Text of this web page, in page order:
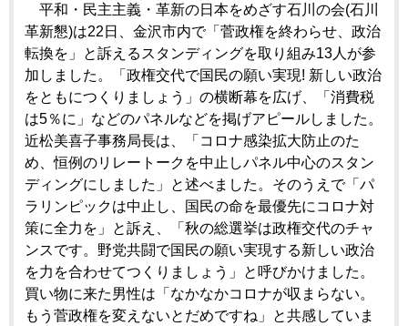
平和・民主主義・革新の日本をめざす石川の会(石川
革新懇)は22日、金沢市内で「菅政権を終わらせ、政治
転換を」と訴えるスタンディングを取り組み13人が参
加しました。「政権交代で国民の願い実現! 新しい政治
をともにつくりましょう」の横断幕を広げ、「消費税
は5％に」などのパネルなどを掲げアピールしました。
近松美喜子事務局長は、「コロナ感染拡大防止のた
め、恒例のリレートークを中止しパネル中心のスタン
ディングにしました」と述べました。そのうえで「パ
ラリンピックは中止し、国民の命を最優先にコロナ対
策に全力を」と訴え、「秋の総選挙は政権交代のチャ
ンスです。野党共闘で国民の願い実現する新しい政治
を力を合わせてつくりましょう」と呼びかけました。
買い物に来た男性は「なかなかコロナが収まらない。
もう菅政権を変えないとだめですね」と共感していま